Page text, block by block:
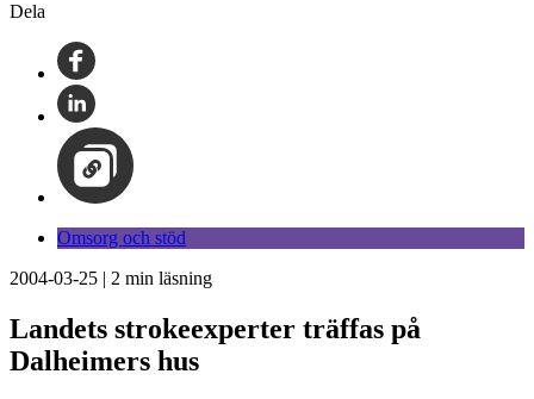
Dela
Omsorg och stöd
2004-03-25 | 2 min läsning
Landets strokeexperter träffas på
Dalheimers hus